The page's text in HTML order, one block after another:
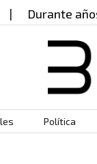
años,
Política